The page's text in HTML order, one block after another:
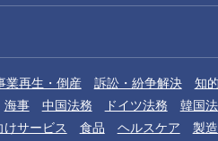
業再生・倒産 訴訟・紛争解決 知
海事 中国法務 ドイツ法務 韓国
けサービス 食品 ヘルスケア 製